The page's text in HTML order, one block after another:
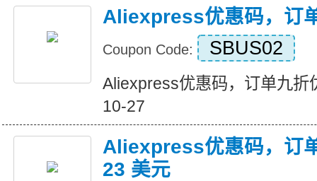
Aliexpress优惠码，订
Coupon Code: SBUS02
Aliexpress优惠码，订单九折
10-27
Aliexpress优惠码，订
23 美元